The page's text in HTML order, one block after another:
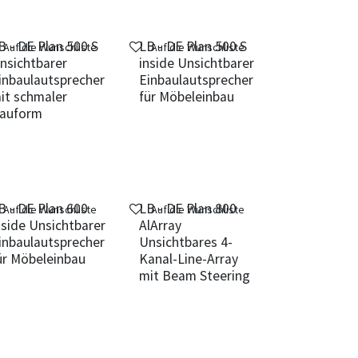
- DE Plan 500 S
schmaler
Auf die Wunschliste
LB - DE Plan 500 S
inside Unsichtbarer
Einbaulautsprecher
für Möbeleinbau
Auf die Wunschliste
- DE Plan 600
Unsichtbarer
Möbeleinbau
Auf die Wunschliste
LB - DE Plan 800
AlArray
Unsichtbares 4-
Kanal-Line-Array
mit Beam Steering
Auf die Wunschliste